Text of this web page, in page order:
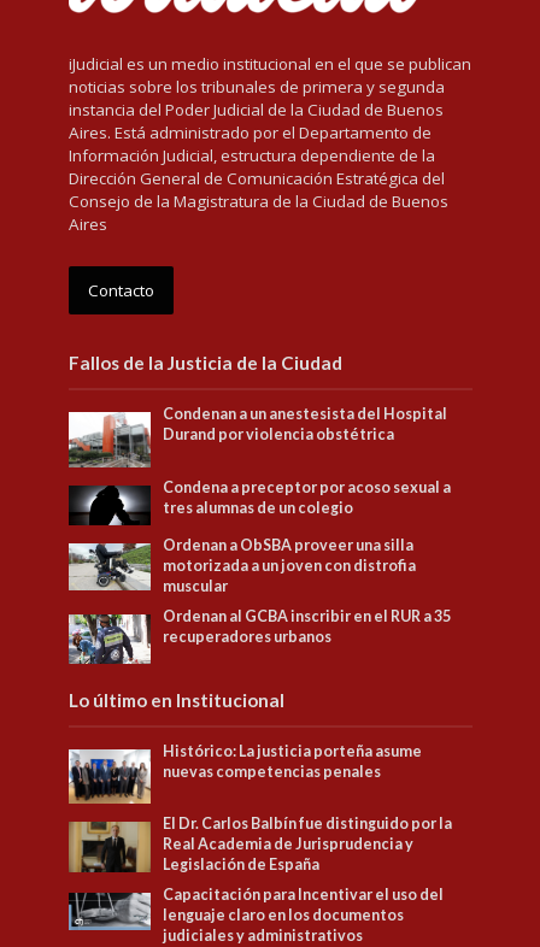
iJudicial es un medio institucional en el que se publican
noticias sobre los tribunales de primera y segunda
instancia del Poder Judicial de la Ciudad de Buenos
Aires. Está administrado por el Departamento de
Información Judicial, estructura dependiente de la
Dirección General de Comunicación Estratégica del
Consejo de la Magistratura de la Ciudad de Buenos
Aires
Contacto
Fallos de la Justicia de la Ciudad
Condenan a un anestesista del Hospital
Durand por violencia obstétrica
Condena a preceptor por acoso sexual a
tres alumnas de un colegio
Ordenan a ObSBA proveer una silla
motorizada a un joven con distrofia
muscular
Ordenan al GCBA inscribir en el RUR a 35
recuperadores urbanos
Lo último en Institucional
Histórico: La justicia porteña asume
nuevas competencias penales
El Dr. Carlos Balbín fue distinguido por la
Real Academia de Jurisprudencia y
Legislación de España
Capacitación para Incentivar el uso del
lenguaje claro en los documentos
judiciales y administrativos